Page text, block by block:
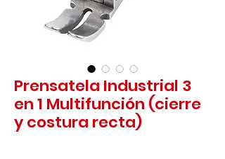
Prensatela Industrial 3
en 1 Multifunción (cierre
y costura recta)